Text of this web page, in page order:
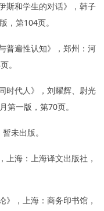
和学生的对话》，韩子
，第104页。
普遍性认知》，郑州：河
。
时代人》，刘耀辉、尉光
第一版，第70页。
未出版。
上海：上海译文出版社，
》，上海：商务印书馆，